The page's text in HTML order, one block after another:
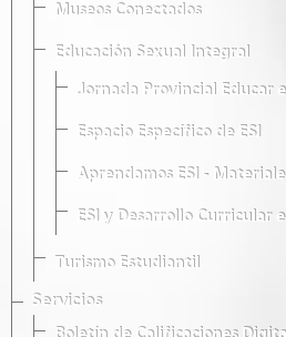
Museos Conectados
Educación Sexual Integral
Jornada Provincial Educar
Espacio Específico de ESI
Aprendamos ESI -
ESI y Desarrollo Curricular
Turismo Estudiantil
Servicios